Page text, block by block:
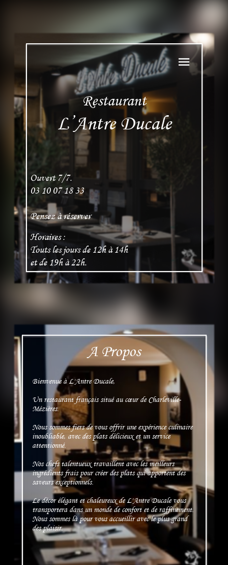
Restaurant
L’Antre Ducale
Ouvert 7/7.
03 10 07 18 33
Pensez à réserver
Horaires :
Touts les jours de 12h à 14h
et de 19h à 22h.
A Propos
Bienvenue à L'Antre Ducale,
Un restaurant français situé au cœur de Charleville-
Mézières.
Nous sommes fiers de vous offrir une expérience culinaire
inoubliable, avec des plats délicieux et un service
attentionné.
Nos chefs talentueux travaillent avec les meilleurs
ingrédients frais pour créer des plats qui apportent des
saveurs exceptionnels.
Le décor élégant et chaleureux de L'Antre Ducale vous
transportera dans un monde de confort et de raffinement.
Nous sommes là pour vous accueillir avec le plus grand
des plaisir.